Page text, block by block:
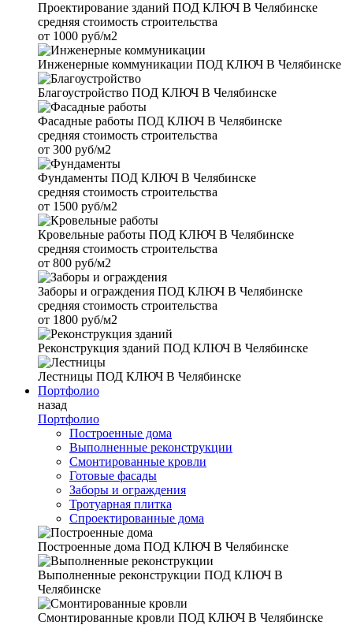
Проектирование зданий ПОД КЛЮЧ В Челябинске
средняя стоимость строительства
от 1000 руб/м2
Инженерные коммуникации ПОД КЛЮЧ В Челябинске
Благоустройство ПОД КЛЮЧ В Челябинске
Фасадные работы ПОД КЛЮЧ В Челябинске
средняя стоимость строительства
от 300 руб/м2
Фундаменты ПОД КЛЮЧ В Челябинске
средняя стоимость строительства
от 1500 руб/м2
Кровельные работы ПОД КЛЮЧ В Челябинске
средняя стоимость строительства
от 800 руб/м2
Заборы и ограждения ПОД КЛЮЧ В Челябинске
средняя стоимость строительства
от 1800 руб/м2
Реконструкция зданий ПОД КЛЮЧ В Челябинске
Лестницы ПОД КЛЮЧ В Челябинске
Портфолио
назад
Портфолио
Построенные дома
Выполненные реконструкции
Смонтированные кровли
Готовые фасады
Заборы и ограждения
Тротуарная плитка
Спроектированные дома
Построенные дома ПОД КЛЮЧ В Челябинске
Выполненные реконструкции ПОД КЛЮЧ В
Челябинске
Смонтированные кровли ПОД КЛЮЧ В Челябинске